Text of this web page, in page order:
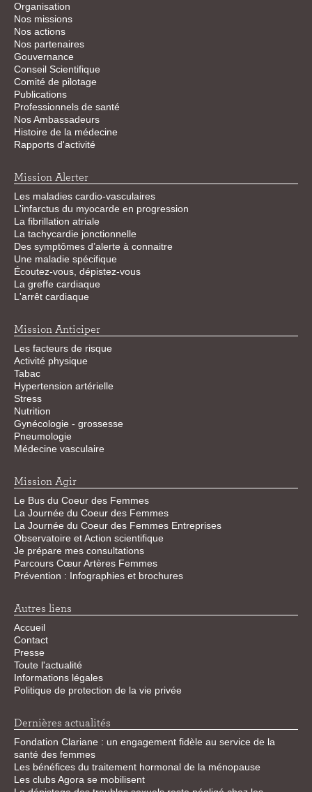
Organisation
Nos missions
Nos actions
Nos partenaires
Gouvernance
Conseil Scientifique
Comité de pilotage
Publications
Professionnels de santé
Nos Ambassadeurs
Histoire de la médecine
Rapports d'activité
Mission Alerter
Les maladies cardio-vasculaires
L'infarctus du myocarde en progression
La fibrillation atriale
La tachycardie jonctionnelle
Des symptômes d’alerte à connaitre
Une maladie spécifique
Écoutez-vous, dépistez-vous
La greffe cardiaque
L'arrêt cardiaque
Mission Anticiper
Les facteurs de risque
Activité physique
Tabac
Hypertension artérielle
Stress
Nutrition
Gynécologie - grossesse
Pneumologie
Médecine vasculaire
Mission Agir
Le Bus du Coeur des Femmes
La Journée du Coeur des Femmes
La Journée du Coeur des Femmes Entreprises
Observatoire et Action scientifique
Je prépare mes consultations
Parcours Cœur Artères Femmes
Prévention : Infographies et brochures
Autres liens
Accueil
Contact
Presse
Toute l'actualité
Informations légales
Politique de protection de la vie privée
Dernières actualités
Fondation Clariane : un engagement fidèle au service de la
santé des femmes
Les bénéfices du traitement hormonal de la ménopause
Les clubs Agora se mobilisent